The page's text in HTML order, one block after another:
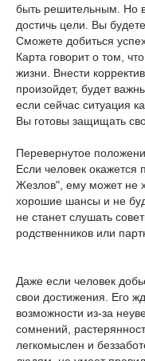
быть решительным. Но
достичь цели. Вы
Сможете добиться
Карта говорит о том,
жизни. Внести
произойдет, будет
если сейчас ситуация
Вы готовы защищать
Перевернутое
Если человек
Жезлов", ему может не
хорошие шансы и не
не станет слушать
родственников или
Даже если человек
свои достижения. Его
возможности из-за
сомнений,
легкомыслен и